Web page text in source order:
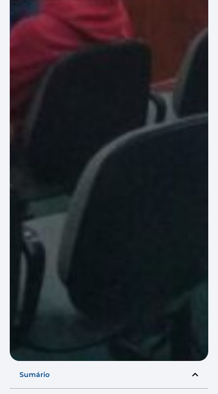
Sumário